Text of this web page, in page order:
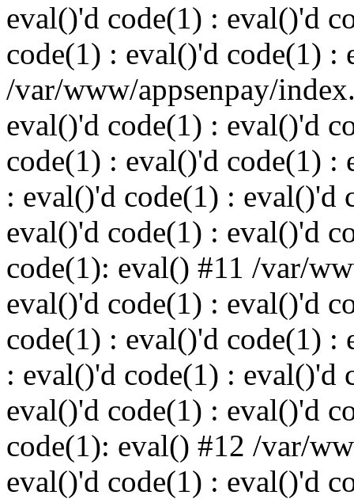
eval()'d code(1) : eval()'d
code(1) : eval()'d code(1) :
/var/www/appsenpay/
eval()'d code(1) : eval()'d
code(1) : eval()'d code(1) :
: eval()'d code(1) : eval()'d
eval()'d code(1) : eval()'d
code(1): eval() #11 /var/
eval()'d code(1) : eval()'d
code(1) : eval()'d code(1) :
: eval()'d code(1) : eval()'d
eval()'d code(1) : eval()'d
code(1): eval() #12 /var/
eval()'d code(1) : eval()'d